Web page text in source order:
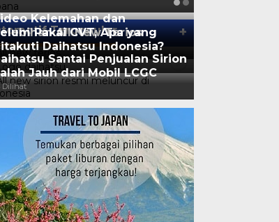
Terpopuler +
Kelemahan dan
All New Terios
Dilihat
Pakai CVT, Apa yang
Daihatsu Indonesia?
Dilihat
Santai Penjualan Sirion
Jauh dari Mobil LCGC
Dilihat